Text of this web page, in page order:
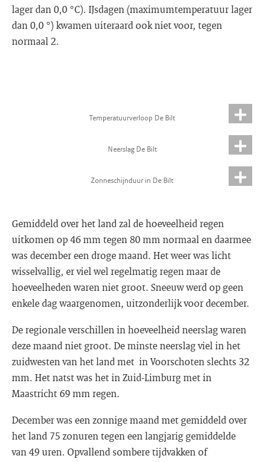
lager dan 0,0 °C). IJsdagen (maximumtemperatuur lager
dan 0,0 °) kwamen uiteraard ook niet voor, tegen
normaal 2.
Temperatuurverloop De Bilt
Neerslag De Bilt
Zonneschijnduur in De Bilt
Gemiddeld over het land zal de hoeveelheid regen
uitkomen op 46 mm tegen 80 mm normaal en daarmee
was december een droge maand. Het weer was licht
wisselvallig, er viel wel regelmatig regen maar de
hoeveelheden waren niet groot. Sneeuw werd op geen
enkele dag waargenomen, uitzonderlijk voor december.
De regionale verschillen in hoeveelheid neerslag waren
deze maand niet groot. De minste neerslag viel in het
zuidwesten van het land met in Voorschoten slechts 32
mm. Het natst was het in Zuid-Limburg met in
Maastricht 69 mm regen.
December was een zonnige maand met gemiddeld over
het land 75 zonuren tegen een langjarig gemiddelde
van 49 uren. Opvallend sombere tijdvakken of